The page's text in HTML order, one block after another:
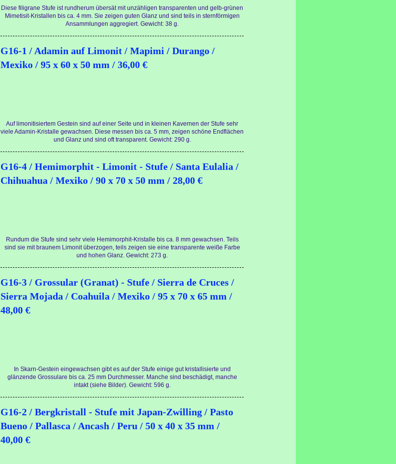
Diese filigrane Stufe ist rundherum übersät mit unzähligen transparenten und gelb-grünen
Mimetisit-Kristallen bis ca. 4 mm. Sie zeigen guten Glanz und sind teils in sternförmigen
Ansammlungen aggregiert. Gewicht: 38 g.
G16-1 / Adamin auf Limonit / Mapimi / Durango /
Mexiko / 95 x 60 x 50 mm / 36,00 €
Auf limonitisiertem Gestein sind auf einer Seite und in kleinen Kavernen der Stufe sehr
viele Adamin-Kristalle gewachsen. Diese messen bis ca. 5 mm, zeigen schöne Endflächen
und Glanz und sind oft transparent. Gewicht: 290 g.
G16-4 / Hemimorphit - Limonit - Stufe / Santa Eulalia /
Chihuahua / Mexiko / 90 x 70 x 50 mm / 28,00 €
Rundum die Stufe sind sehr viele Hemimorphit-Kristalle bis ca. 8 mm gewachsen. Teils
sind sie mit braunem Limonit überzogen, teils zeigen sie eine transparente weiße Farbe
und hohen Glanz. Gewicht: 273 g.
G16-3 / Grossular (Granat) - Stufe / Sierra de Cruces /
Sierra Mojada / Coahuila / Mexiko / 95 x 70 x 65 mm /
48,00 €
In Skarn-Gestein eingewachsen gibt es auf der Stufe einige gut kristallisierte und
glänzende Grossulare bis ca. 25 mm Durchmesser. Manche sind beschädigt, manche
intakt (siehe Bilder). Gewicht: 596 g.
G16-2 / Bergkristall - Stufe mit Japan-Zwilling / Pasto
Bueno / Pallasca / Ancash / Peru / 50 x 40 x 35 mm /
40,00 €